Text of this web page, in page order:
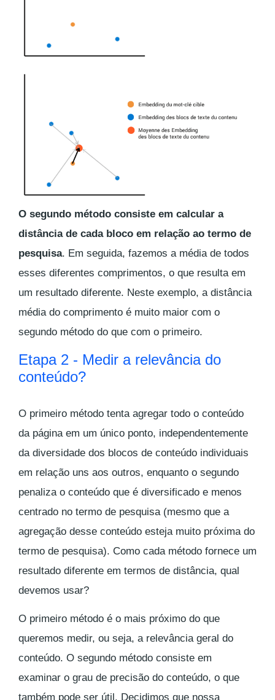
O segundo método consiste em calcular a
distância de cada bloco em relação ao termo de
pesquisa. Em seguida, fazemos a média de todos
esses diferentes comprimentos, o que resulta em
um resultado diferente. Neste exemplo, a distância
média do comprimento é muito maior com o
segundo método do que com o primeiro.
Etapa 2 - Medir a relevância do
conteúdo?
O primeiro método tenta agregar todo o conteúdo
da página em um único ponto, independentemente
da diversidade dos blocos de conteúdo individuais
em relação uns aos outros, enquanto o segundo
penaliza o conteúdo que é diversificado e menos
centrado no termo de pesquisa (mesmo que a
agregação desse conteúdo esteja muito próxima do
termo de pesquisa). Como cada método fornece um
resultado diferente em termos de distância, qual
devemos usar?
O primeiro método é o mais próximo do que
queremos medir, ou seja, a relevância geral do
conteúdo. O segundo método consiste em
examinar o grau de precisão do conteúdo, o que
também pode ser útil. Decidimos que nossa